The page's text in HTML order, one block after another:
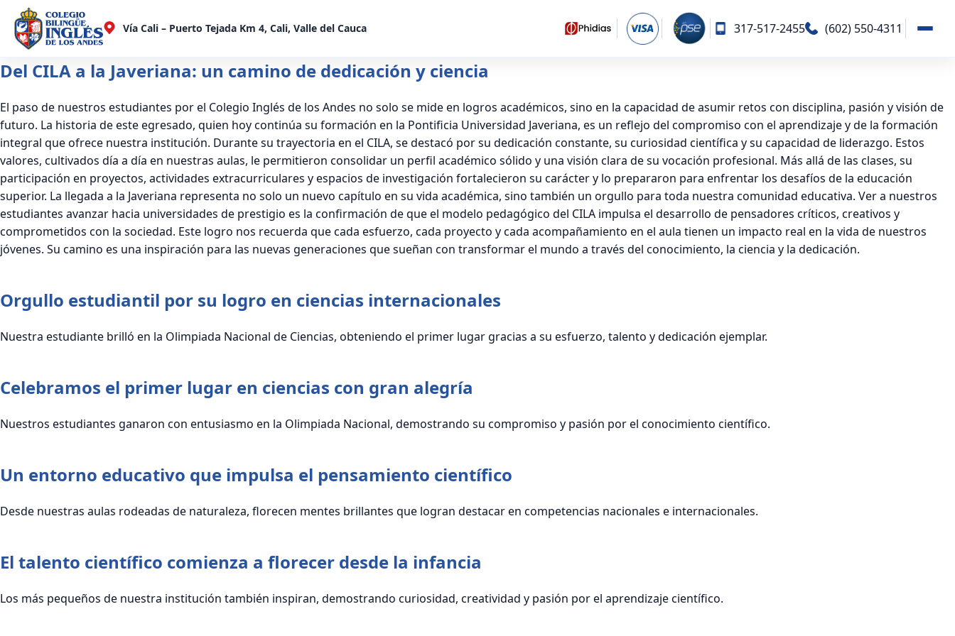
Vía Cali – Puerto Tejada Km 4, Cali, Valle del Cauca 317-517-2455 (602) 550-4311
Del CILA a la Javeriana: un camino de dedicación y ciencia
El paso de nuestros estudiantes por el Colegio Inglés de los Andes no solo se mide en logros académicos, sino en la capacidad de asumir retos con disciplina, pasión y visión de
futuro. La historia de este egresado, quien hoy continúa su formación en la Pontificia Universidad Javeriana, es un reflejo del compromiso con el aprendizaje y de la formación
integral que ofrece nuestra institución. Durante su trayectoria en el CILA, se destacó por su dedicación constante, su curiosidad científica y su capacidad de liderazgo. Estos
valores, cultivados día a día en nuestras aulas, le permitieron consolidar un perfil académico sólido y una visión clara de su vocación profesional. Más allá de las clases, su
participación en proyectos, actividades extracurriculares y espacios de investigación fortalecieron su carácter y lo prepararon para enfrentar los desafíos de la educación
superior. La llegada a la Javeriana representa no solo un nuevo capítulo en su vida académica, sino también un orgullo para toda nuestra comunidad educativa. Ver a nuestros
estudiantes avanzar hacia universidades de prestigio es la confirmación de que el modelo pedagógico del CILA impulsa el desarrollo de pensadores críticos, creativos y
comprometidos con la sociedad. Este logro nos recuerda que cada esfuerzo, cada proyecto y cada acompañamiento en el aula tienen un impacto real en la vida de nuestros
jóvenes. Su camino es una inspiración para las nuevas generaciones que sueñan con transformar el mundo a través del conocimiento, la ciencia y la dedicación.
Orgullo estudiantil por su logro en ciencias internacionales
Nuestra estudiante brilló en la Olimpiada Nacional de Ciencias, obteniendo el primer lugar gracias a su esfuerzo, talento y dedicación ejemplar.
Celebramos el primer lugar en ciencias con gran alegría
Nuestros estudiantes ganaron con entusiasmo en la Olimpiada Nacional, demostrando su compromiso y pasión por el conocimiento científico.
Un entorno educativo que impulsa el pensamiento científico
Desde nuestras aulas rodeadas de naturaleza, florecen mentes brillantes que logran destacar en competencias nacionales e internacionales.
El talento científico comienza a florecer desde la infancia
Los más pequeños de nuestra institución también inspiran, demostrando curiosidad, creatividad y pasión por el aprendizaje científico.